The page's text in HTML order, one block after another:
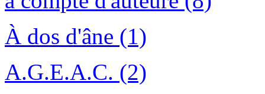
À dos d'âne (1)
A.G.E.A.C. (2)